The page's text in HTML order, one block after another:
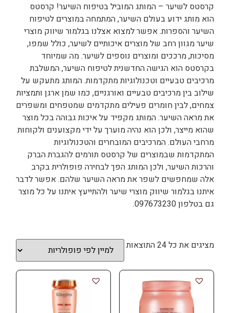
קרסטס לשיער – המותג המוביל בטיפוח השיער! קרסטס
הוא מותג ידוע בעולם השיער, המתמחה במוצרים לטיפוח
השיער והספרות. אפשר למצוא אצלנו בגלמור שיווק מוצרי
שיער מגוון רחב של מוצרים איכותיים לשיער, כולל שמפו,
מסיכות, מרככים ומוצרים נוספים לשיער. מה שמיוחד
בקרסטס הוא הגישה החדשנית לטיפוח השיער, המשלבת
מרכיבים טבעיים וטכנולוגיות מתקדמות. המותג מתעקש על
שילוב בין מרכיבים טבעיים ואורגניים, כמו שמן ארגן ותמציות
צמחים, לבין חומרים פעילים מתקדמים שמטפחים ומשפרים
את מראה השיער. המותג מקפיד על איכות גבוהה בכל מוצר
שהוא מייצר, ולכן הוא נהיה מוערך על ידי מקצוענים ולקוחות
מרחבי העולם. המרכיבים המובחרים והטכנולוגיות
המתקדמות שבמוצרים של קרסטס תורמים להגברת הברק
והרכות השיער, ולכן המותג הפך לבחירה פופולרית בקרב
אלה שמחפשים לשפר את מראה השיער שלהם. אפשר לדבר
איתנו בגלמור שיווק מוצרי שיער ולהתייעץ איתנו על כל מוצר
גם בטלפון 097673230.
מציגים את כל ⁦24⁩ התוצאות